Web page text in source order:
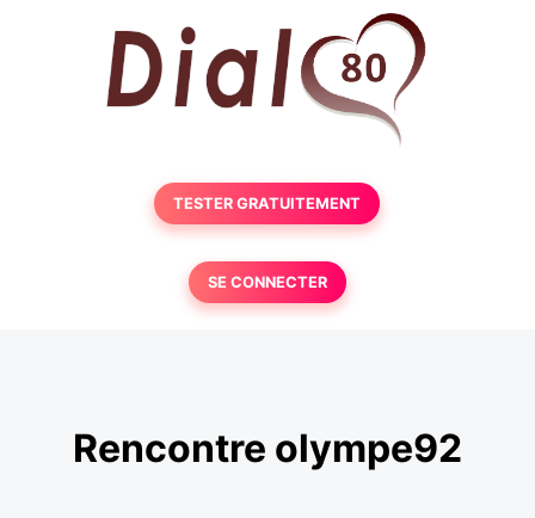
TESTER GRATUITEMENT
SE CONNECTER
Rencontre olympe92